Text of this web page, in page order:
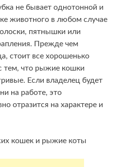
не бывает однотонной и
животного в любом случае
пятнышки или
Прежде чем
стоит все хорошенько
тем, что рыжие кошки
Если владелец будет
на работе, это
отразится на характере и
кошек и рыжие коты